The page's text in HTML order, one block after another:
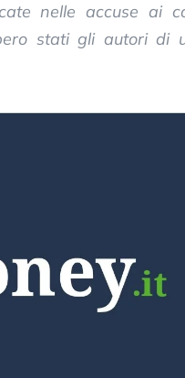
nelle accuse ai
stati gli autori di